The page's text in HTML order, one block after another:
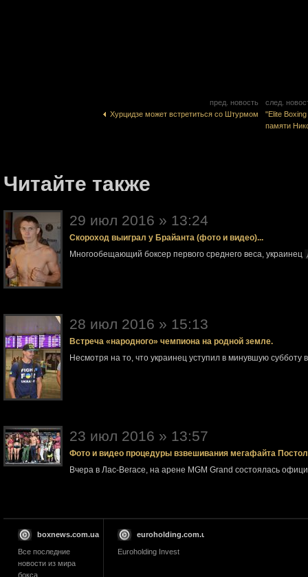
пред. новость
Хурцидзе может встретиться со Штурмом
след.
"Elite
памяти
Читайте также
29 июл 2016 » 13:24
Скороход выиграл у Брайанта (фото и видео)...
Многообещающий боксер первого среднего веса, украинец
28 июл 2016 » 15:13
Встреча «народного» чемпиона на родной земле.
Несмотря на то, что украинец уступил в минувшую субботу
23 июл 2016 » 13:57
Фото и видео процедуры взвешивания мегафайта
Вчера в Лас-Вегасе, на арене MGM Grand состоялась
boxnews.com.ua
Все последние
новости из мира
бокса
euroholding.com.ua
Euroholding Invest